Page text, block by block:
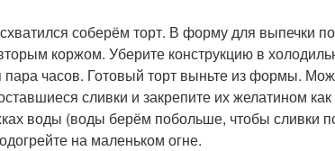
соберём торт. В форму для выпечки
коржом. Уберите конструкцию в
часов. Готовый торт выньте из формы.
сливки и закрепите их желатином
воды (воды берём побольше, чтобы сливки
на маленьком огне.